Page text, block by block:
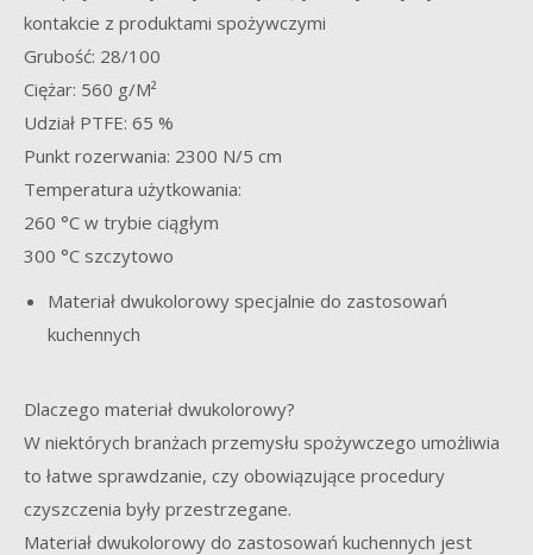
kontakcie z produktami spożywczymi
Grubość: 28/100
Ciężar: 560 g/M²
Udział PTFE: 65 %
Punkt rozerwania: 2300 N/5 cm
Temperatura użytkowania:
260 °C w trybie ciągłym
300 °C szczytowo
Materiał dwukolorowy specjalnie do zastosowań
kuchennych
Dlaczego materiał dwukolorowy?
W niektórych branżach przemysłu spożywczego umożliwia
to łatwe sprawdzanie, czy obowiązujące procedury
czyszczenia były przestrzegane.
Materiał dwukolorowy do zastosowań kuchennych jest